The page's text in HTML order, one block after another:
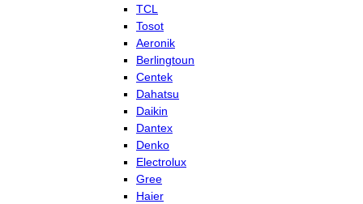
TCL
Tosot
Aeronik
Berlingtoun
Centek
Dahatsu
Daikin
Dantex
Denko
Electrolux
Gree
Haier